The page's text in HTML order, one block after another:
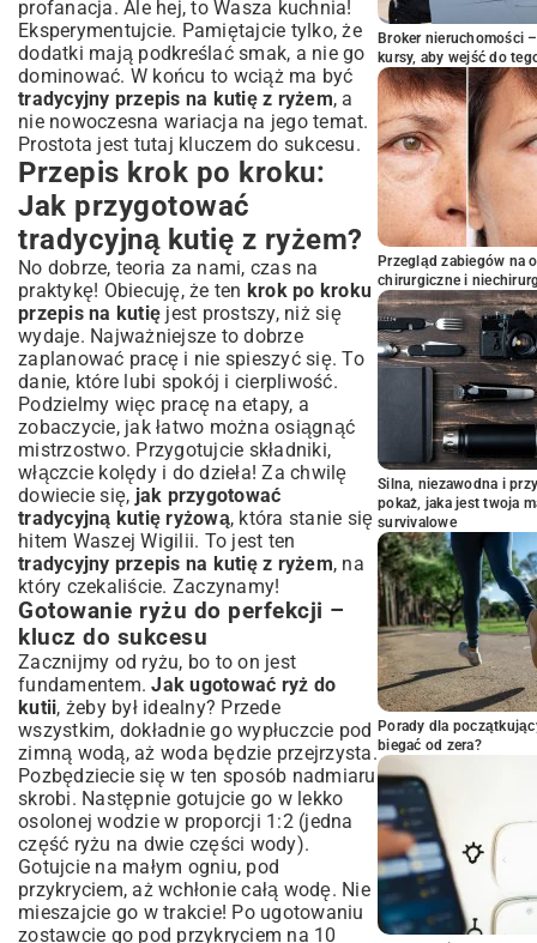
profanacja. Ale hej, to Wasza kuchnia!
Eksperymentujcie. Pamiętajcie tylko, że
dodatki mają podkreślać smak, a nie go
dominować. W końcu to wciąż ma być
tradycyjny przepis na kutię z ryżem, a
nie nowoczesna wariacja na jego temat.
Prostota jest tutaj kluczem do sukcesu.
Przepis krok po kroku:
Jak przygotować
tradycyjną kutię z ryżem?
No dobrze, teoria za nami, czas na
praktykę! Obiecuję, że ten krok po kroku
przepis na kutię jest prostszy, niż się
wydaje. Najważniejsze to dobrze
zaplanować pracę i nie spieszyć się. To
danie, które lubi spokój i cierpliwość.
Podzielmy więc pracę na etapy, a
zobaczycie, jak łatwo można osiągnąć
mistrzostwo. Przygotujcie składniki,
włączcie kolędy i do dzieła! Za chwilę
dowiecie się, jak przygotować
tradycyjną kutię ryżową, która stanie się
hitem Waszej Wigilii. To jest ten
tradycyjny przepis na kutię z ryżem, na
który czekaliście. Zaczynamy!
Gotowanie ryżu do perfekcji –
klucz do sukcesu
Zacznijmy od ryżu, bo to on jest
fundamentem.Jak ugotować ryż do
kutii, żeby był idealny? Przede
wszystkim, dokładnie go wypłuczcie pod
zimną wodą, aż woda będzie przejrzysta.
Pozbędziecie się w ten sposób nadmiaru
skrobi. Następnie gotujcie go w lekko
osolonej wodzie w proporcji 1:2 (jedna
część ryżu na dwie części wody).
Gotujcie na małym ogniu, pod
przykryciem, aż wchłonie całą wodę. Nie
mieszajcie go w trakcie! Po ugotowaniu
zostawcie go pod przykryciem na 10
Broker nieruchomości
kursy, aby wejść do
Przegląd zabiegów na
chirurgiczne i
Silna, niezawodna i
pokaż, jaka jest twoja
survivalowe
Porady dla
biegać od zera?